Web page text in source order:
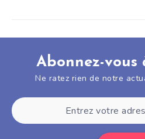
Abonnez-vous
Ne ratez rien de notre